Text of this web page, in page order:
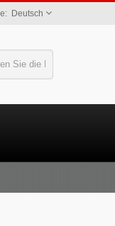
Deutsch